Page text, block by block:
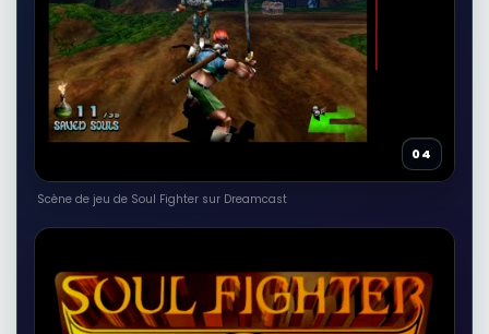
🎮
The Devil, his demons, and the fight
for our souls
Autres produits liés
21,91 EUR
Voir sur Rakuten →
The Fight for the Soul of the
Democratic Party
RÉSULTAT RAKUTEN À VÉRIFIER
04
Scène de jeu de Soul Fighter sur Dreamcast